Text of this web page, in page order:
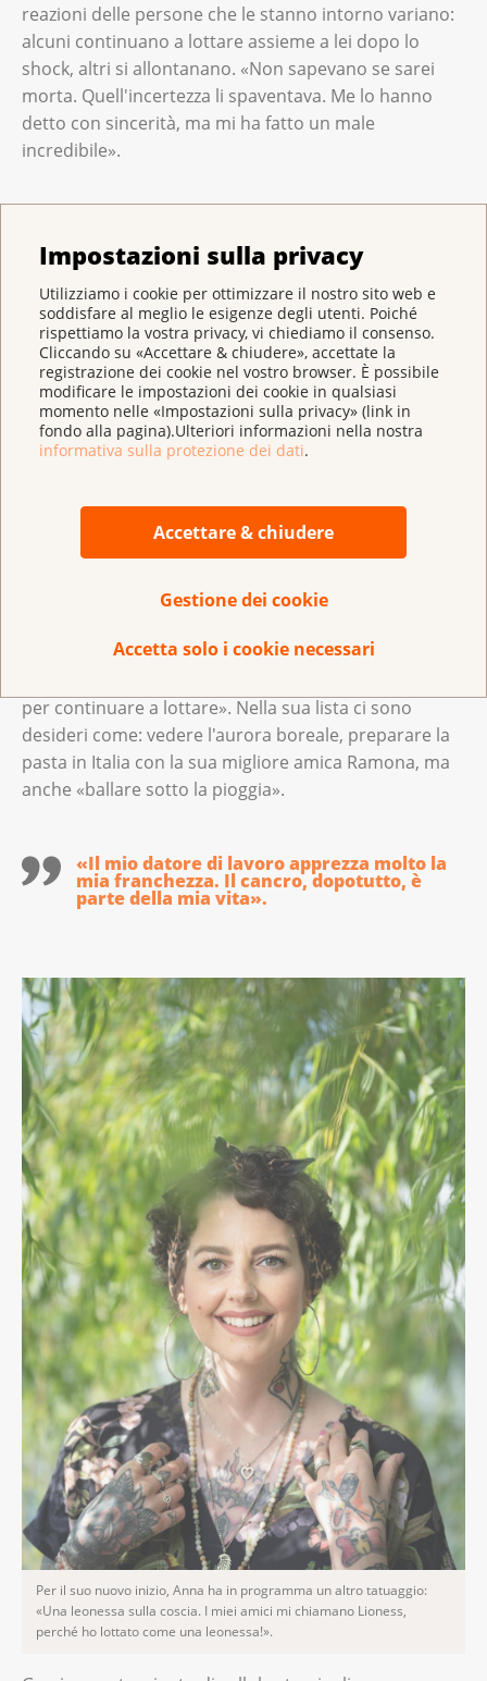
Impostazioni sulla privacy
Utilizziamo i cookie per ottimizzare il nostro sito web e
soddisfare al meglio le esigenze degli utenti. Poiché
rispettiamo la vostra privacy, vi chiediamo il consenso.
Cliccando su «Accettare & chiudere», accettate la
registrazione dei cookie nel vostro browser. È possibile
modificare le impostazioni dei cookie in qualsiasi
momento nelle «Impostazioni sulla privacy» (link in
fondo alla pagina).Ulteriori informazioni nella nostra
informativa sulla protezione dei dati.
Accettare & chiudere
Gestione dei cookie
Accetta solo i cookie necessari
reazioni delle persone che le stanno intorno variano:
alcuni continuano a lottare assieme a lei dopo lo
shock, altri si allontanano. «Non sapevano se sarei
morta. Quell'incertezza li spaventava. Me lo hanno
detto con sincerità, ma mi ha fatto un male
incredibile».
Anna trova ancora la forza. Continua a scrivere nel
suo diario. In quel periodo rimane confinata tra le
mura di casa e inizia a dipingere con l‘acrilico. Durante
la chemioterapia dipinge un quadro nero
intitolato «Scars» (cicatrici), che riflette il suo stato
interiore. «Ho tenuto nascosto quel quadro cupo per
molto tempo. Dovevo prima guarire ed elaborare
tutto. Di recente, però, l'ho appeso», racconta Anna
Dopo la chemioterapia ad alto dosaggio, le sue
immunitario indebolito, contrae un virus e ha la
dei desideri con quello che vorrebbe fare almeno una
per continuare a lottare». Nella sua lista ci sono
desideri come: vedere l'aurora boreale, preparare la
pasta in Italia con la sua migliore amica Ramona, ma
anche «ballare sotto la pioggia».
«Il mio datore di lavoro apprezza molto la
mia franchezza. Il cancro, dopotutto, è
parte della mia vita».
Per il suo nuovo inizio, Anna ha in programma un altro tatuaggio:
«Una leonessa sulla coscia. I miei amici mi chiamano Lioness,
perché ho lottato come una leonessa!».